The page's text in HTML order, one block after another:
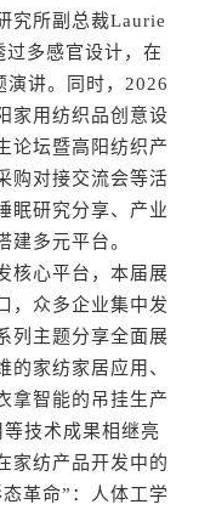
究所副总裁Laurie
过多感官设计，在
演讲。同时，2026
家用纺织品创意设
论坛暨高阳纺织产
购对接交流会等活
眠研究分享、产业
建多元平台。
心平台，本届展
，众多企业集中发
列主题分享全面展
的家纺家居应用、
拿智能的吊挂生产
技术成果相继亮
家纺产品开发中的
革命”：人体工学